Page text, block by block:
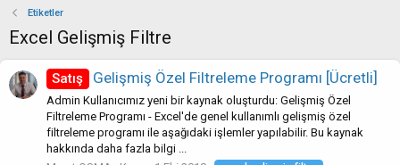
Etiketler
Excel Gelişmiş Filtre
Satış Gelişmiş Özel Filtreleme Programı [Ücretli]
Admin Kullanıcımız yeni bir kaynak oluşturdu: Gelişmiş Özel
Filtreleme Programı - Excel'de genel kullanımlı gelişmiş özel
filtreleme programı ile aşağıdaki işlemler yapılabilir. Bu kaynak
hakkında daha fazla bilgi ...